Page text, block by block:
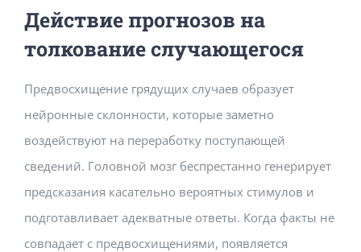
Действие прогнозов на
толкование случающегося
Предвосхищение грядущих случаев образует
нейронные склонности, которые заметно
воздействуют на переработку поступающей
сведений. Головной мозг беспрестанно генерирует
предсказания касательно вероятных стимулов и
подготавливает адекватные ответы. Когда факты не
совпадает с предвосхищениями, появляется